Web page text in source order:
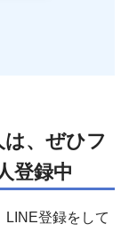
、ぜひフ
登録中
LINE登録をして